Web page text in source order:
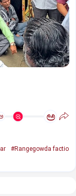
ಅ
#Rangegowda factio